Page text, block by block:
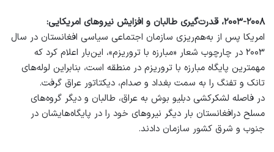
۲۰۰۳-۲۰۰۸، قدرت‌گیری طالبان و افزایش نیرو‌های امریکایی:
امریکا پس از به‌هم‌ریزی سازمان اجتماعی سیاسی افغانستان در سال
۲۰۰۳ در چارچوب شعار «مبارزه با تروریزم»، این‌بار اعلام کرد که
مهمترین پایگاه مبارزه با تروریزم در منطقه است، بنابراین لوله‌های
تانک و تفنگ را به سمت بغداد و صدام، دیکتاتور عراق گرفت.
در فاصله لشکرکشی دبلیو بوش به عراق، طالبان و دیگر گروه‌های
مسلح درافغانستان بار دیگر نیرو‌های خود را در پایگاه‌هایشان در
جنوب و شرق کشور سازمان دادند.